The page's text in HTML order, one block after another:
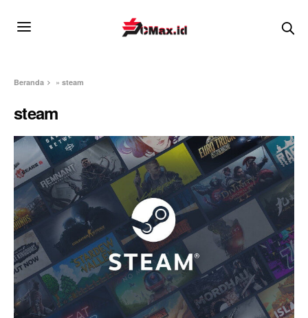
Beranda »steam
steam